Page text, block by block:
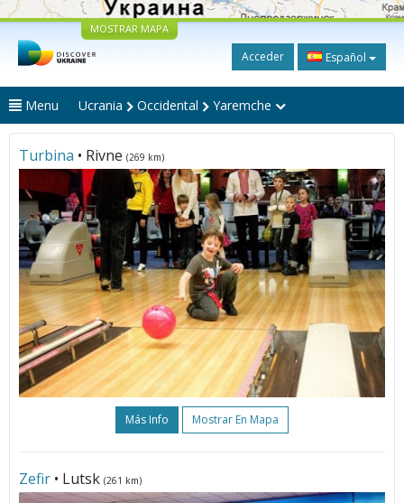
MOSTRAR MAPA
Acceder Español
Menu Ucrania Occidental Yaremche
Turbina • Rivne (269 km)
Más Info Mostrar En Mapa
Zefir • Lutsk (261 km)